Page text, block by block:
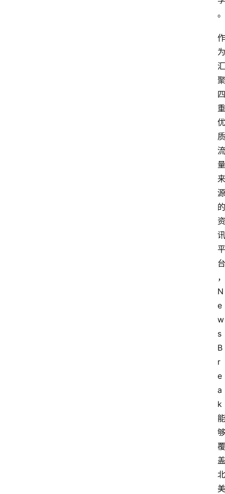
。
作
为
汇
聚
四
重
优
质
流
量
来
源
的
资
讯
平
台
，
N
e
w
s
B
r
e
a
k
能
够
覆
盖
北
美